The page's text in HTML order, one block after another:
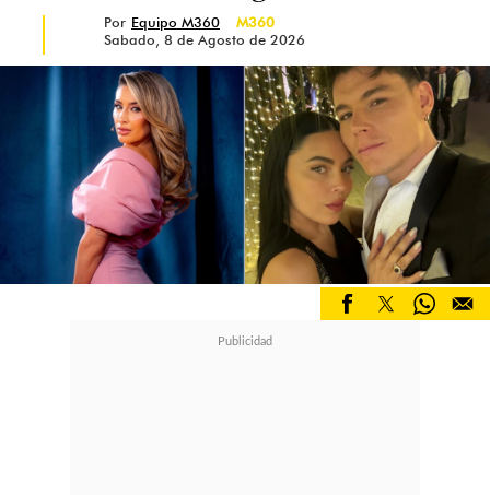
Por Equipo M360
M360
Sabado, 8 de Agosto de 2026